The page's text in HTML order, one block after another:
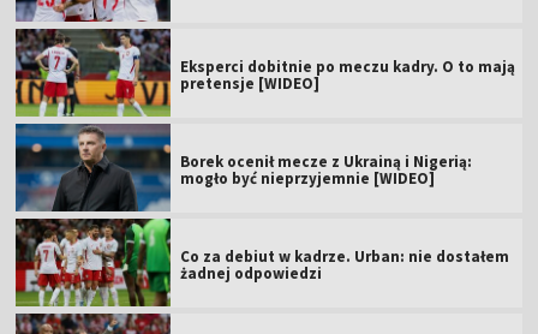
Eksperci dobitnie po meczu kadry. O to mają
pretensje [WIDEO]
Borek ocenił mecze z Ukrainą i Nigerią:
mogło być nieprzyjemnie [WIDEO]
Co za debiut w kadrze. Urban: nie dostałem
żadnej odpowiedzi